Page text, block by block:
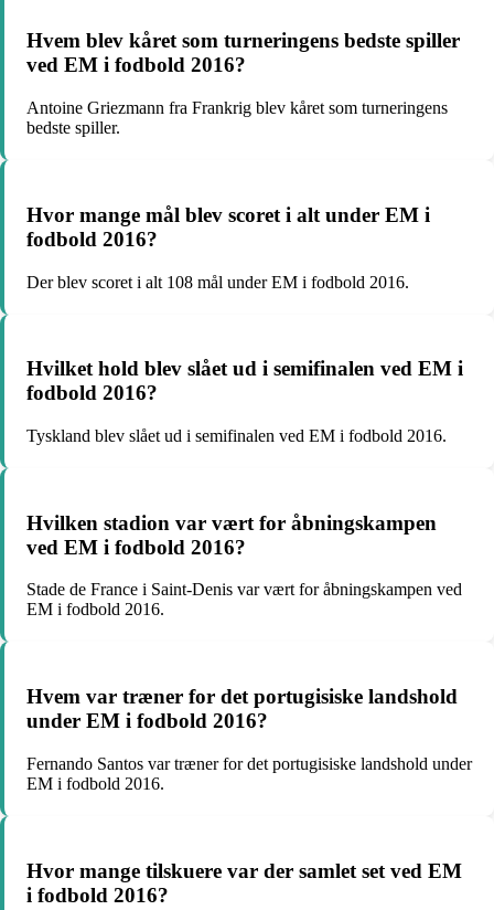
Hvem blev kåret som turneringens bedste spiller
ved EM i fodbold 2016?
Antoine Griezmann fra Frankrig blev kåret som turneringens
bedste spiller.
Hvor mange mål blev scoret i alt under EM i
fodbold 2016?
Der blev scoret i alt 108 mål under EM i fodbold 2016.
Hvilket hold blev slået ud i semifinalen ved EM i
fodbold 2016?
Tyskland blev slået ud i semifinalen ved EM i fodbold 2016.
Hvilken stadion var vært for åbningskampen
ved EM i fodbold 2016?
Stade de France i Saint-Denis var vært for åbningskampen ved
EM i fodbold 2016.
Hvem var træner for det portugisiske landshold
under EM i fodbold 2016?
Fernando Santos var træner for det portugisiske landshold under
EM i fodbold 2016.
Hvor mange tilskuere var der samlet set ved EM
i fodbold 2016?